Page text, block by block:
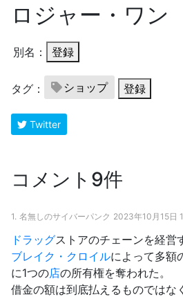
ロジャー・ワン
別名： 登録
タグ： ショップ 登録
Twitter
コメント9件
1. 名無しのサイバーパンク 2023年10月15日
ドラッグストアのチェーンを経営
ブレイク・クロイルによって多額
に1つの店の所有権を奪われた。
借金の額は到底払えるものではな